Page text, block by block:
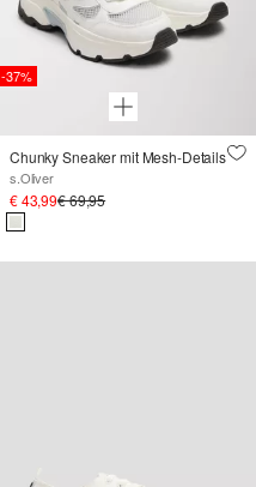
-37%
Chunky Sneaker mit Mesh-Details
s.Oliver
€ 43,99€ 69,95